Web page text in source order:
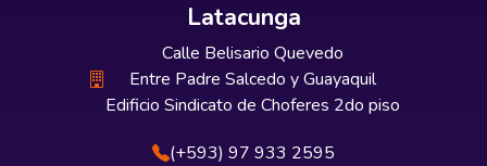
Latacunga
Calle Belisario Quevedo
Entre Padre Salcedo y Guayaquil
Edificio Sindicato de Choferes 2do piso
(+593) 97 933 2595